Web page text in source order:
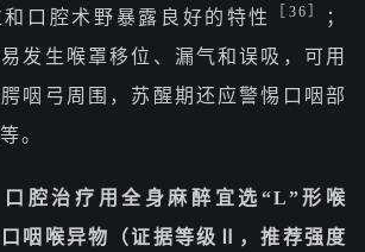
口腔术野暴露良好的特性
［36］
；
发生喉罩移位、漏气和误吸，可用
咽弓周围，苏醒期还应警惕口咽部
。
腔治疗用全身麻醉宜选“L”形喉
咽喉异物（证据等级Ⅱ，推荐强度